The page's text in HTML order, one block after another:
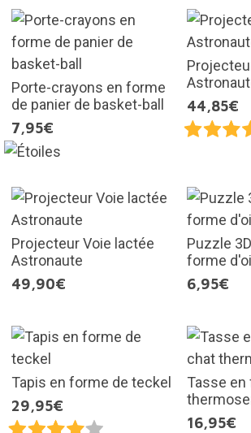
Porte-crayons en forme
de panier de basket-ball
7,95€
44,85€
Projecteur Voie lactée
Astronaute
49,90€
Puzzle
forme
6,95€
Tapis en forme de teckel
29,95€
Tasse
16,95€